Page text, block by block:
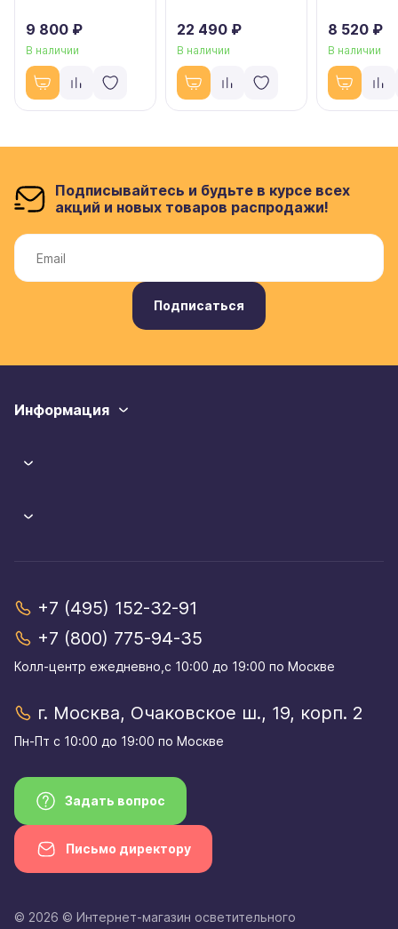
9 800 ₽
В наличии
22 490 ₽
В наличии
8 520 ₽
В наличии
Подписывайтесь и будьте в курсе всех
акций и новых товаров распродажи!
Подписаться
Информация
+7 (495) 152-32-91
+7 (800) 775-94-35
Колл-центр eжедневно,с 10:00 до 19:00 по Москве
г. Москва, Очаковское ш., 19, корп. 2
Пн-Пт с 10:00 до 19:00 по Москве
Задать вопрос
Письмо директору
© 2026 © Интернет-магазин осветительного